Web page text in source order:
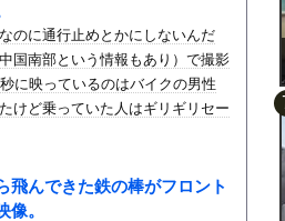
は正常で何かを思...
のドラレコ。
効果』を引き起こ...
質的にウクライナと...
ｗｗｗ
のに通行止めとかにしないんだ
国南部という情報もあり）で撮影
に映っているのはバイクの男性
けど乗っていた人はギリギリセー
飛んできた鉄の棒がフロント
。